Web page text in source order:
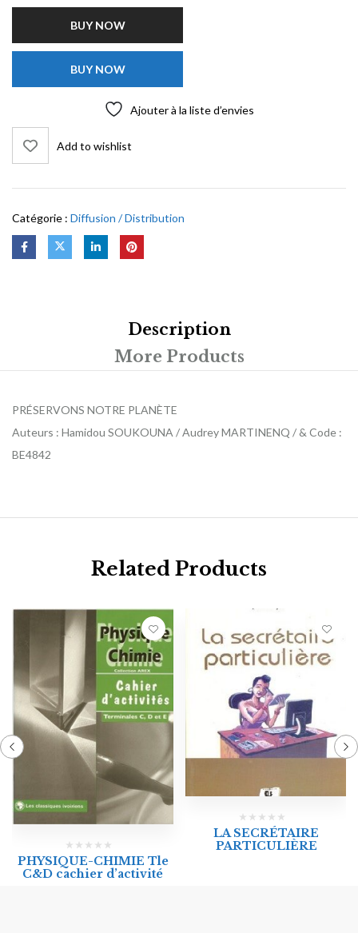
BUY NOW
BUY NOW
Ajouter à la liste d’envies
Add to wishlist
Catégorie : Diffusion / Distribution
Description
More Products
PRÉSERVONS NOTRE PLANÈTE
Auteurs : Hamidou SOUKOUNA / Audrey MARTINENQ / & Code :
BE4842
Related Products
PHYSIQUE-CHIMIE Tle
C&D cachier d’activité
LA SECRÉTAIRE
PARTICULIÈRE